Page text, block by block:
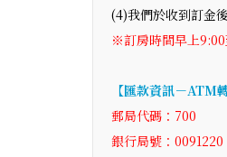
(4)我們於收到訂金
※訂房時間早上9:00
【匯款資訊－ATM
郵局代碼：700
銀行局號：0091220